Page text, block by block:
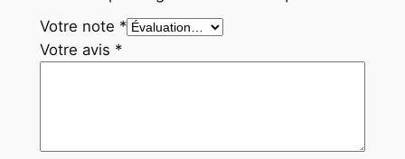
Votre note *
Votre avis *